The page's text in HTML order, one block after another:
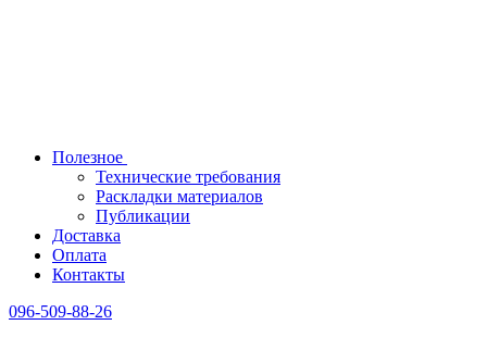
Полезное
Технические требования
Раскладки материалов
Публикации
Доставка
Оплата
Контакты
096-509-88-26